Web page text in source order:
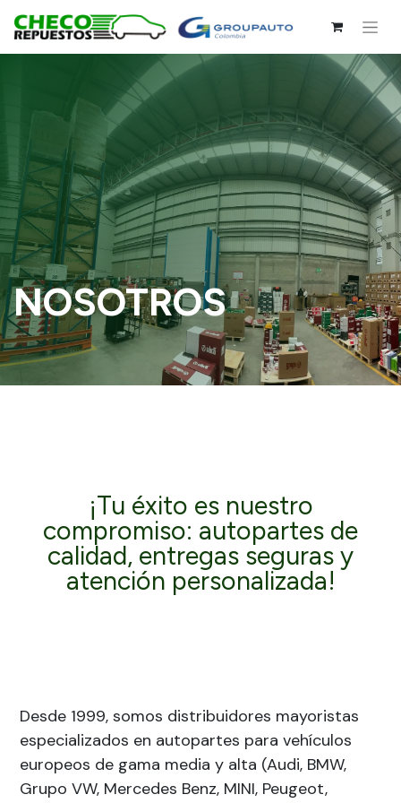
NOSOTROS
¡Tu éxito es nuestro
compromiso: autopartes de
calidad, entregas seguras y
atención personalizada!
Desde 1999, somos distribuidores mayoristas
especializados en autopartes para vehículos
europeos de gama media y alta (Audi, BMW,
Grupo VW, Mercedes Benz, MINI, Peugeot,